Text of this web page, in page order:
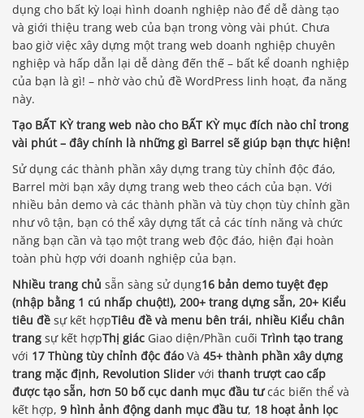
dụng cho bất kỳ loại hình doanh nghiệp nào để dễ dàng tạo
và giới thiệu trang web của bạn trong vòng vài phút. Chưa
bao giờ việc xây dựng một trang web doanh nghiệp chuyên
nghiệp và hấp dẫn lại dễ dàng đến thế – bất kể doanh nghiệp
của bạn là gì! – nhờ vào chủ đề WordPress linh hoạt, đa năng
này.
Tạo BẤT KỲ trang web nào cho BẤT KỲ mục đích nào chỉ trong
vài phút – đây chính là những gì Barrel sẽ giúp bạn thực hiện!
Sử dụng các thành phần xây dựng trang tùy chỉnh độc đáo,
Barrel mời bạn xây dựng trang web theo cách của bạn. Với
nhiều bản demo và các thành phần và tùy chọn tùy chỉnh gần
như vô tận, bạn có thể xây dựng tất cả các tính năng và chức
năng bạn cần và tạo một trang web độc đáo, hiện đại hoàn
toàn phù hợp với doanh nghiệp của bạn.
Nhiều trang chủ sẵn sàng sử dụng16 bản demo tuyệt đẹp
(nhập bằng 1 cú nhấp chuột!), 200+ trang dựng sẵn, 20+ Kiểu
tiêu đề sự kết hợpTiêu đề và menu bên trái, nhiều Kiểu chân
trang sự kết hợpThị giác Giao diện/Phần cuối Trình tạo trang
với 17 Thùng tùy chỉnh độc đáoVà 45+ thành phần xây dựng
trang mặc định, Revolution Slider với thanh trượt cao cấp
được tạo sẵn, hơn 50 bố cục danh mục đầu tưcác biến thể và
kết hợp, 9 hình ảnh động danh mục đầu tư, 18 hoạt ảnh lọc